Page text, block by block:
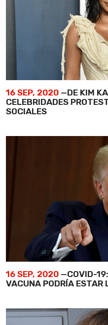
16 SEP, 2020 —DE KIM
CELEBRIDADES
SOCIALES
16 SEP, 2020 —COVID-
VACUNA PODRÍA ESTAR